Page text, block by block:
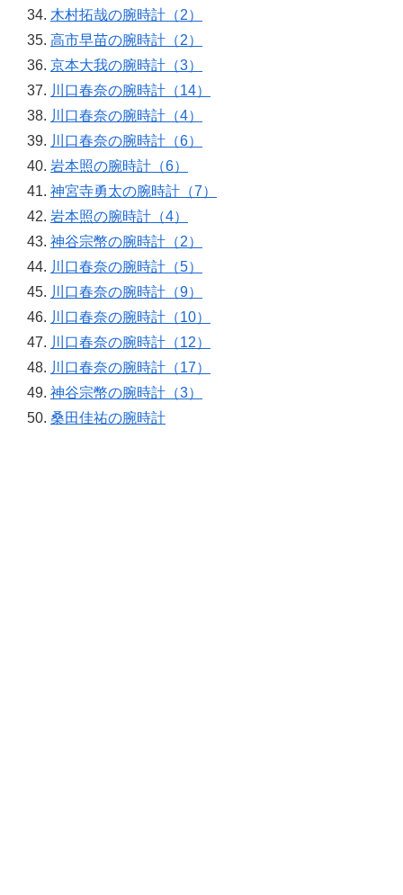
木村拓哉の腕時計（2）
高市早苗の腕時計（2）
京本大我の腕時計（3）
川口春奈の腕時計（14）
川口春奈の腕時計（4）
川口春奈の腕時計（6）
岩本照の腕時計（6）
神宮寺勇太の腕時計（7）
岩本照の腕時計（4）
神谷宗幣の腕時計（2）
川口春奈の腕時計（5）
川口春奈の腕時計（9）
川口春奈の腕時計（10）
川口春奈の腕時計（12）
川口春奈の腕時計（17）
神谷宗幣の腕時計（3）
桑田佳祐の腕時計